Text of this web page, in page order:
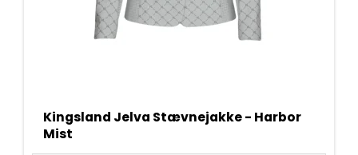
Kingsland Jelva Stævnejakke - Harbor
Mist